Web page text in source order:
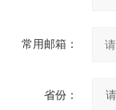
常用邮箱：
省份：